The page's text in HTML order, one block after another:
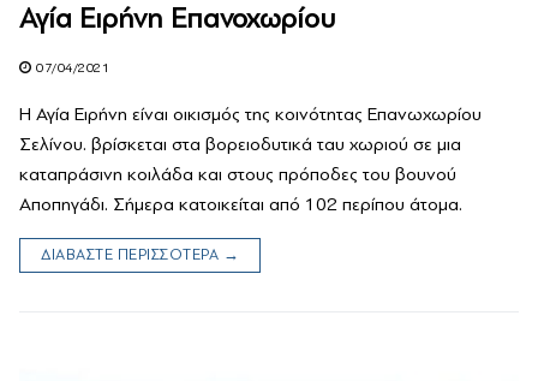
Αγία Ειρήνη Επανοχωρίου
07/04/2021
H Αγία Ειρήνη είναι οικισμός της κοινότητας Επανωχωρίου
Σελίνου. βρίσκεται στα βορειοδυτικά ταυ χωριού σε μια
καταπράσινη κοιλάδα και στους πρόποδες του βουνού
Αποπηγάδι. Σήμερα κατοικείται από 102 περίπου άτομα.
ΔΙΑΒΑΣΤΕ ΠΕΡΙΣΣΟΤΕΡΑ →